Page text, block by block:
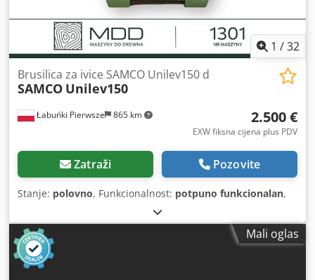
1 /32
Łabuńki Pierwsze 865 km
Brusilica za ivice SAMCO Unilev150 d
SAMCO Unilev150
2.500 €
EXW fiksna cijena plus PDV
Zatraži Pozovite
Stanje: polovno, Funkcionalnost: potpuno funkcionalan,
Mali oglas